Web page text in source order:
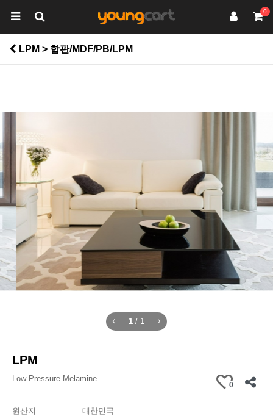
0
LPM > 합판/MDF/PB/LPM
1 / 1
LPM
Low Pressure Melamine
0
원산지
대한민국